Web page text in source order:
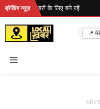
Skip
content
ब्रेकिंग न्यूज़
है... ताज़ा खबरों के लिए बने रहें...
Menu